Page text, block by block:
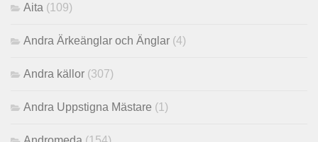
Aita (109)
Andra Ärkeänglar och Änglar (4)
Andra källor (307)
Andra Uppstigna Mästare (1)